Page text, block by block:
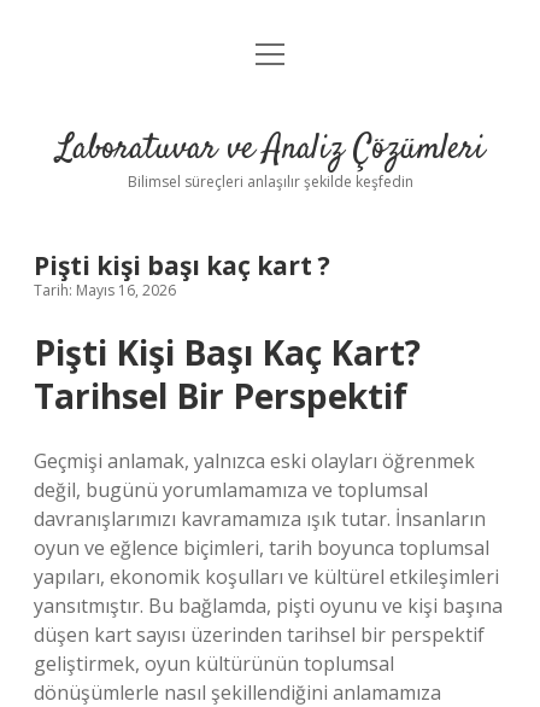
Anasayfa
Yasal Uyarı
menüyü
Laboratuvar ve Analiz Çözümleri
Bilimsel süreçleri anlaşılır şekilde keşfedin
Pişti kişi başı kaç kart ?
Tarih: Mayıs 16, 2026
Pişti Kişi Başı Kaç Kart?
Tarihsel Bir Perspektif
Geçmişi anlamak, yalnızca eski olayları öğrenmek
değil, bugünü yorumlamamıza ve toplumsal
davranışlarımızı kavramamıza ışık tutar. İnsanların
oyun ve eğlence biçimleri, tarih boyunca toplumsal
yapıları, ekonomik koşulları ve kültürel etkileşimleri
yansıtmıştır. Bu bağlamda, pişti oyunu ve kişi başına
düşen kart sayısı üzerinden tarihsel bir perspektif
geliştirmek, oyun kültürünün toplumsal
dönüşümlerle nasıl şekillendiğini anlamamıza